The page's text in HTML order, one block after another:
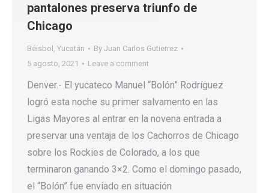
pantalones preserva triunfo de
Chicago
Béisbol , Yucatán By Juan Carlos Gutierrez
5 agosto, 2021
Leave a comment
Denver.- El yucateco Manuel “Bolón” Rodríguez
logró esta noche su primer salvamento en las
Ligas Mayores al entrar en la novena entrada a
preservar una ventaja de los Cachorros de Chicago
sobre los Rockies de Colorado, a los que
terminaron ganando 3×2. Como el domingo pasado,
el “Bolón” fue enviado en situación